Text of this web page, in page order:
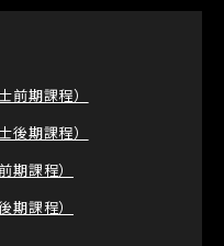
前期課程）
後期課程）
期課程）
期課程）